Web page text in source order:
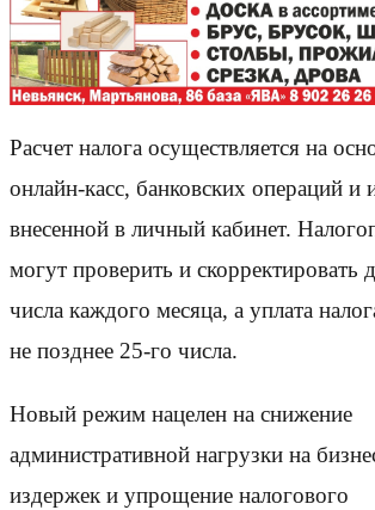
Расчет налога осуществляется на
онлайн-касс, банковских операций
внесенной в личный кабинет.
могут проверить и скорректировать
числа каждого месяца, а уплата
не позднее 25-го числа.
Новый режим нацелен на снижение
административной нагрузки на
издержек и упрощение налогового